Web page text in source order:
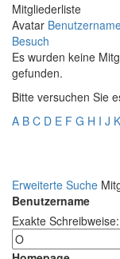
Mitgliederliste
Avatar
Besuch
Es wurden keine
gefunden.
Bitte versuchen Sie
A B C D E F G H I J K
Erweiterte Suche
Benutzername
Exakte Schreibweise: